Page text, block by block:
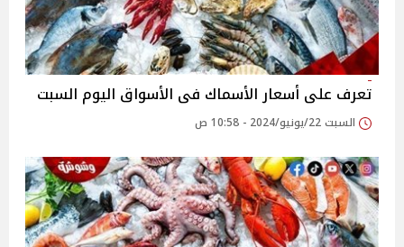
تعرف على أسعار الأسماك فى الأسواق اليوم السبت
السبت 22/يونيو/2024 - 10:58 ص